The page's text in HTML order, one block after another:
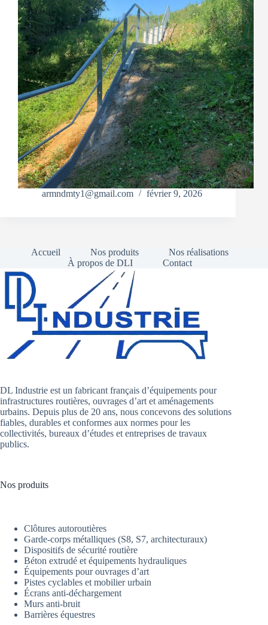
armndmty1@gmail.com février 9, 2026
Accueil Nos produits
Nos réalisations
À propos de DLI
Contact
DL Industrie est un fabricant français d’équipements pour
infrastructures routières, ouvrages d’art et aménagements
urbains. Depuis plus de 20 ans, nous concevons des solutions
fiables, durables et conformes aux normes pour les
collectivités, bureaux d’études et entreprises de travaux
publics.
Nos produits
Clôtures autoroutières
Garde-corps métalliques (S8, S7, architecturaux)
Dispositifs de sécurité routière
Béton extrudé et équipements hydrauliques
Équipements pour ouvrages d’art
Pistes cyclables et mobilier urbain
Écrans anti-déchargement
Murs anti-bruit
Barrières équestres